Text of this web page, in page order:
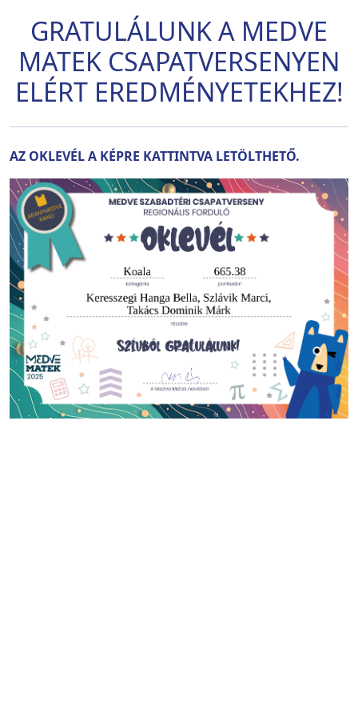
GRATULÁLUNK A MEDVE
MATEK CSAPATVERSENYEN
ELÉRT EREDMÉNYETEKHEZ!
AZ OKLEVÉL A KÉPRE KATTINTVA LETÖLTHETŐ.